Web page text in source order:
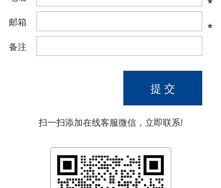
邮箱 *
备注
扫一扫添加在线客服微信，立即联系!